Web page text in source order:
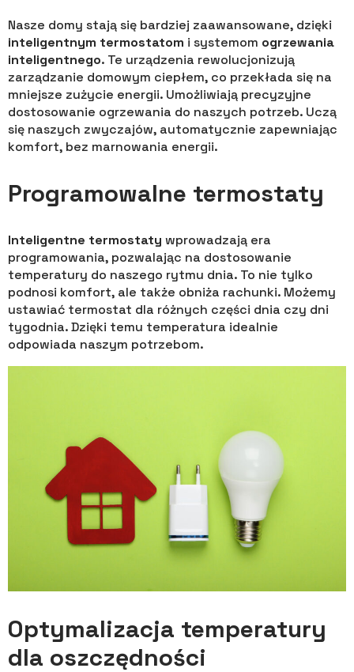
Nasze domy stają się bardziej zaawansowane, dzięki
inteligentnym termostatom i systemom ogrzewania
inteligentnego. Te urządzenia rewolucjonizują
zarządzanie domowym ciepłem, co przekłada się na
mniejsze zużycie energii. Umożliwiają precyzyjne
dostosowanie ogrzewania do naszych potrzeb. Uczą
się naszych zwyczajów, automatycznie zapewniając
komfort, bez marnowania energii.
Programowalne termostaty
Inteligentne termostaty wprowadzają era
programowania, pozwalając na dostosowanie
temperatury do naszego rytmu dnia. To nie tylko
podnosi komfort, ale także obniża rachunki. Możemy
ustawiać termostat dla różnych części dnia czy dni
tygodnia. Dzięki temu temperatura idealnie
odpowiada naszym potrzebom.
Optymalizacja temperatury
dla oszczędności